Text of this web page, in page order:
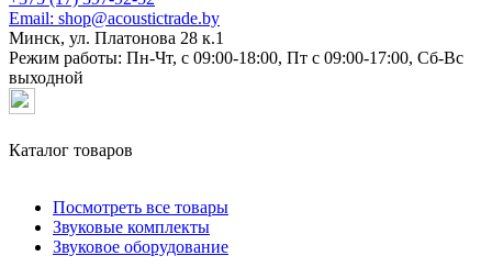
Email: shop@acoustictrade.by
Минск, ул. Платонова 28 к.1
Режим работы: Пн-Чт, с 09:00-18:00, Пт с 09:00-17:00, Сб-Вс
выходной
Каталог товаров
Посмотреть все товары
Звуковые комплекты
Звуковое оборудование